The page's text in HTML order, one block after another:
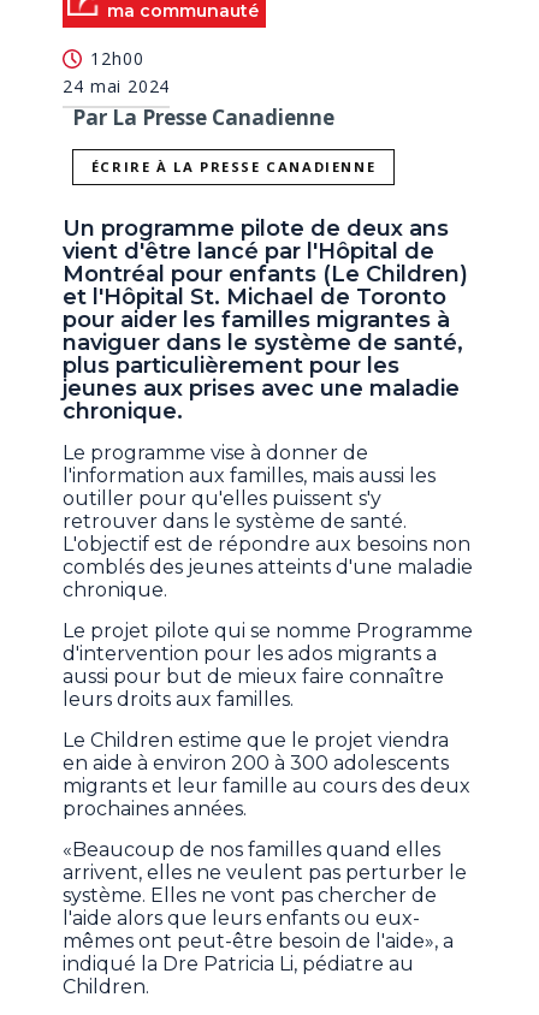
ma communauté
12h00
24 mai 2024
Par La Presse Canadienne
ÉCRIRE À LA PRESSE CANADIENNE
Un programme pilote de deux ans
vient d'être lancé par l'Hôpital de
Montréal pour enfants (Le Children)
et l'Hôpital St. Michael de Toronto
pour aider les familles migrantes à
naviguer dans le système de santé,
plus particulièrement pour les
jeunes aux prises avec une maladie
chronique.
Le programme vise à donner de
l'information aux familles, mais aussi les
outiller pour qu'elles puissent s'y
retrouver dans le système de santé.
L'objectif est de répondre aux besoins non
comblés des jeunes atteints d'une maladie
chronique.
Le projet pilote qui se nomme Programme
d'intervention pour les ados migrants a
aussi pour but de mieux faire connaître
leurs droits aux familles.
Le Children estime que le projet viendra
en aide à environ 200 à 300 adolescents
migrants et leur famille au cours des deux
prochaines années.
«Beaucoup de nos familles quand elles
arrivent, elles ne veulent pas perturber le
système. Elles ne vont pas chercher de
l'aide alors que leurs enfants ou eux-
mêmes ont peut-être besoin de l'aide», a
indiqué la Dre Patricia Li, pédiatre au
Children.